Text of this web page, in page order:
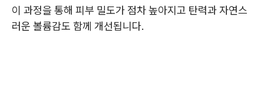
이 과정을 통해 피부 밀도가 점차 높아지고 탄력과 자연스
러운 볼륨감도 함께 개선됩니다.